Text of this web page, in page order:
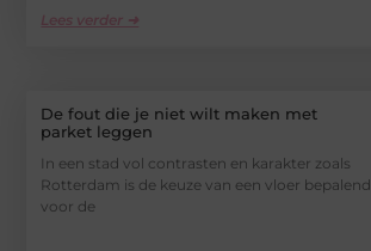
Lees verder ➜
De fout die je niet wilt maken met
parket leggen
In een stad vol contrasten en karakter zoals
Rotterdam is de keuze van een vloer bepalend
voor de